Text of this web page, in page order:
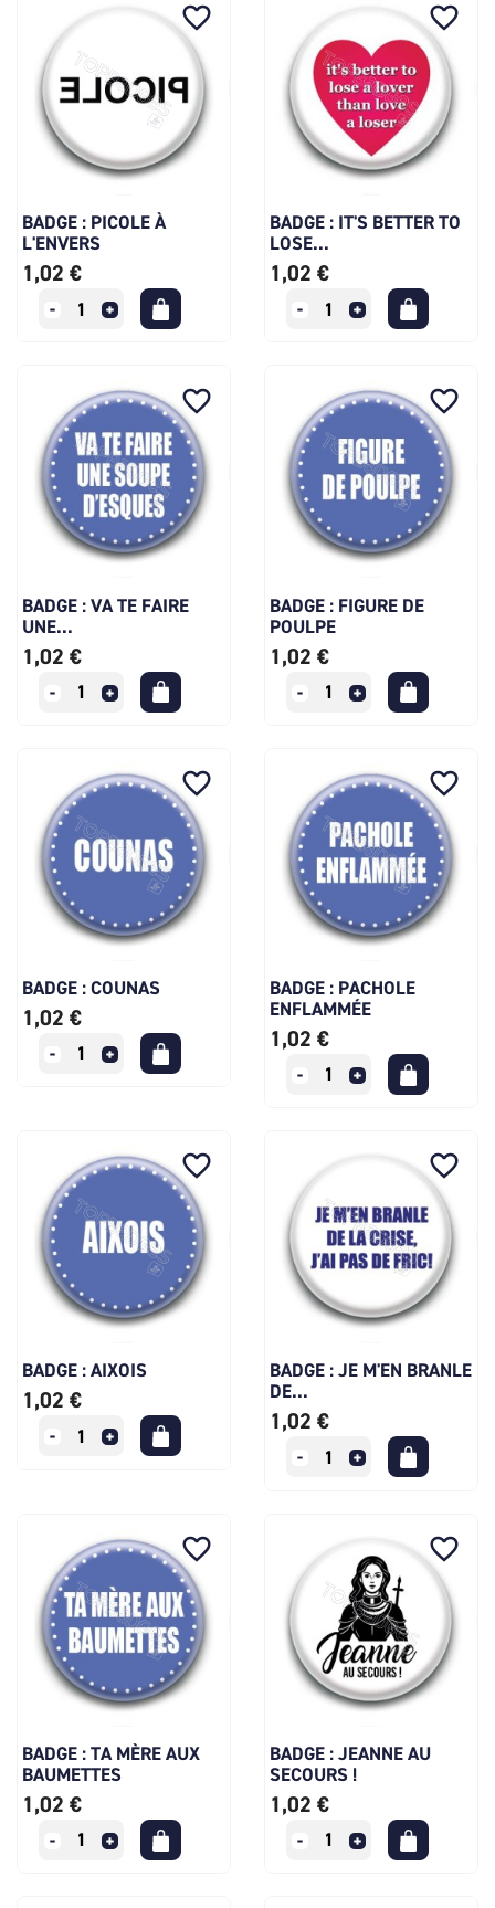
BADGE : PICOLE À
L'ENVERS
1,02 €
favorite_border
BADGE : IT'S BETTER TO
LOSE...
1,02 €
favorite_border
BADGE : VA TE FAIRE
UNE...
1,02 €
favorite_border
BADGE : FIGURE DE
POULPE
1,02 €
favorite_border
BADGE : COUNAS
1,02 €
favorite_border
BADGE : PACHOLE
ENFLAMMÉE
1,02 €
favorite_border
BADGE : AIXOIS
1,02 €
favorite_border
BADGE : JE M'EN BRANLE
DE...
1,02 €
favorite_border
BADGE : TA MÈRE AUX
BAUMETTES
1,02 €
favorite_border
BADGE : JEANNE AU
SECOURS !
1,02 €
favorite_border